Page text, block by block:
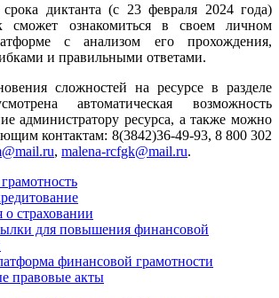
диктанта (с 23 февраля 2024 года)
сможет ознакомиться в своем личном
с анализом его прохождения,
и правильными ответами.
сложностей на ресурсе в разделе
автоматическая возможность
администратору ресурса, а также можно
контактам: 8(3842)36-49-93, 8 800 302
, malena-rcfgk@mail.ru.
страховании
для повышения финансовой
финансовой грамотности
правовые акты